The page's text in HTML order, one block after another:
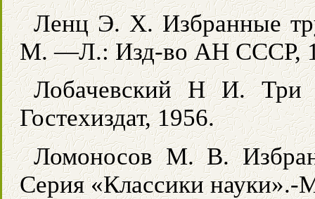
Ленц Э. X. Избранные
М. —Л.: Изд-во АН СССР,
Лобачевский Н И. Три
Гостехиздат, 1956.
Ломоносов М. В.
Серия «Классики